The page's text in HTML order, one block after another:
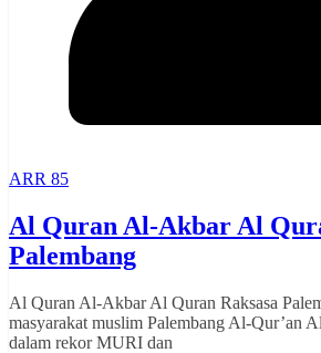
ARR 85
Al Quran Al-Akbar Al
Palembang
Al Quran Al-Akbar Al Quran Raksasa
masyarakat muslim Palembang Al-Qur’an
dalam rekor MURI dan